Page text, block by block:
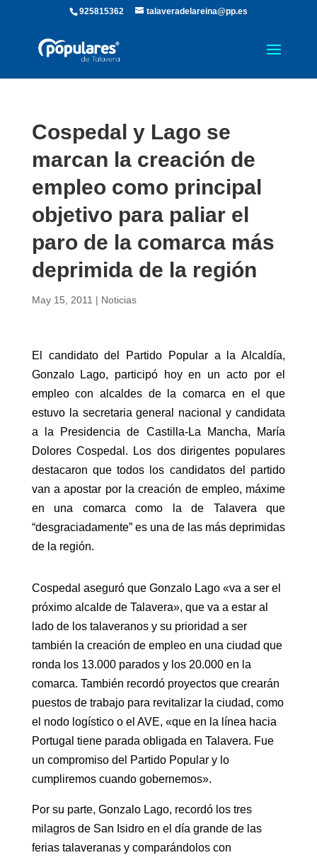
925815362 talaveradelareina@pp.es
Cospedal y Lago se
marcan la creación de
empleo como principal
objetivo para paliar el
paro de la comarca más
deprimida de la región
May 15, 2011 | Noticias
El candidato del Partido Popular a la Alcaldía,
Gonzalo Lago, participó hoy en un acto por el
empleo con alcaldes de la comarca en el que
estuvo la secretaria general nacional y candidata
a la Presidencia de Castilla-La Mancha, María
Dolores Cospedal. Los dos dirigentes populares
destacaron que todos los candidatos del partido
van a apostar por la creación de empleo, máxime
en una comarca como la de Talavera que
“desgraciadamente” es una de las más deprimidas
de la región.
Cospedal aseguró que Gonzalo Lago «va a ser el
próximo alcalde de Talavera», que va a estar al
lado de los talaveranos y su prioridad a ser
también la creación de empleo en una ciudad que
ronda los 13.000 parados y los 20.000 en la
comarca. También recordó proyectos que crearán
puestos de trabajo para revitalizar la ciudad, como
el nodo logístico o el AVE, «que en la línea hacia
Portugal tiene parada obligada en Talavera. Fue
un compromiso del Partido Popular y lo
cumpliremos cuando gobernemos».
Por su parte, Gonzalo Lago, recordó los tres
milagros de San Isidro en el día grande de las
ferias talaveranas y comparándolos con